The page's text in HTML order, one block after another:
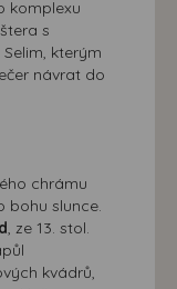
komplexu
s
kterým
návrat do
chrámu
bohu slunce.
, ze 13. stol.
kvádrů,